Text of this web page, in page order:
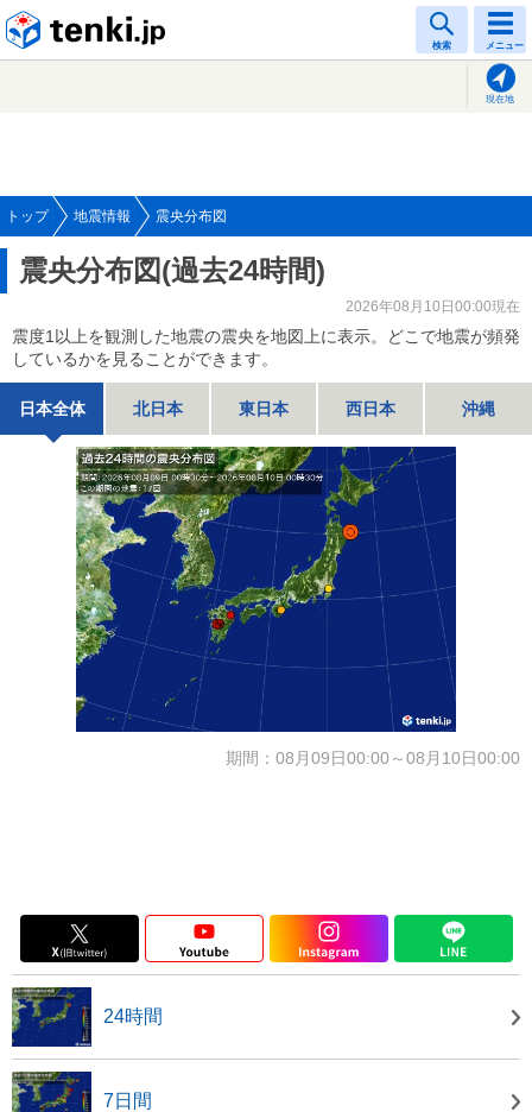
検索 メニュー
現在地
トップ 地震情報 震央分布図
震央分布図(過去24時間)
2026年08月10日00:00現在
震度1以上を観測した地震の震央を地図上に表示。どこで地震が頻発
しているかを見ることができます。
日本全体 北日本 東日本 西日本 沖縄
期間：08月09日00:00～08月10日00:00
24時間
7日間